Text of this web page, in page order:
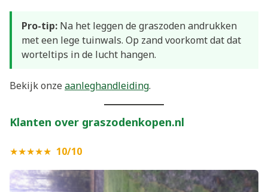
Pro-tip: Na het leggen de graszoden andrukken
met een lege tuinwals. Op zand voorkomt dat dat
worteltips in de lucht hangen.
Bekijk onzeaanleghandleiding.
Klanten over graszodenkopen.nl
★★★★★ 10/10